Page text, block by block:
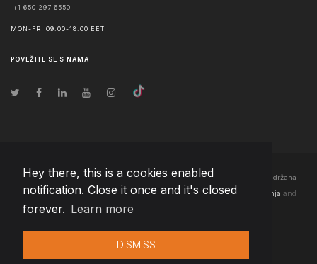
Hey there, this is a cookies enabled
notification. Close it once and it's closed
forever. Learn more
DISMISS
+1 650 297 6550
MON-FRI 09:00-18:00 EET
POVEŽITE SE S NAMA
© Autorska prava 2026 Team Extension Bosnia Herzegovina - Sva prava zadržana
Changelog● Korišćenjem ove stranice slažete se sa našimPravila korištenja and
Politika privatnosti